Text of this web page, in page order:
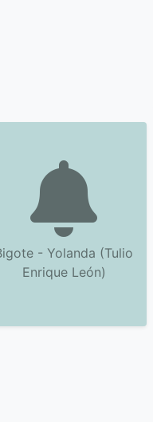
- Yolanda (Tulio
Enrique León)